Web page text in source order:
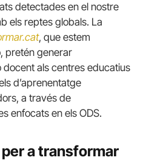
detectades en el nostre
els reptes globals. La
, que estem
pretén generar
als centres educatius
d’aprenentatge
a través de
enfocats en els ODS.
a transformar